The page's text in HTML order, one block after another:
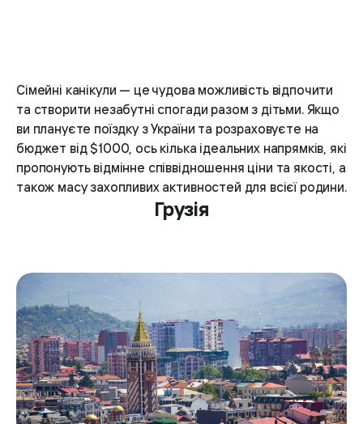
Сімейні канікули — це чудова можливість відпочити
та створити незабутні спогади разом з дітьми. Якщо
ви плануєте поїздку з України та розраховуєте на
бюджет від $1000, ось кілька ідеальних напрямків, які
пропонують відмінне співвідношення ціни та якості, а
також масу захопливих активностей для всієї родини.
Грузія